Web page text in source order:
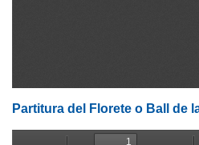
Partitura del Florete o Ball de